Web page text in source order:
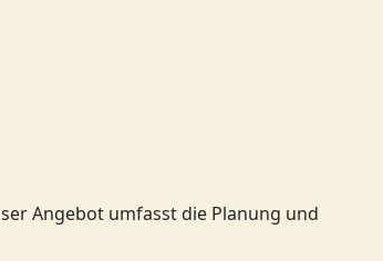
Angebot umfasst die Planung und